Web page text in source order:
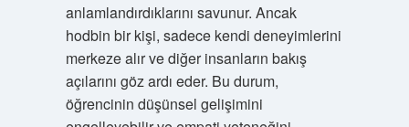
anlamlandırdıklarını savunur. Ancak
hodbin bir kişi, sadece kendi deneyimlerini
merkeze alır ve diğer insanların bakış
açılarını göz ardı eder. Bu durum,
öğrencinin düşünsel gelişimini